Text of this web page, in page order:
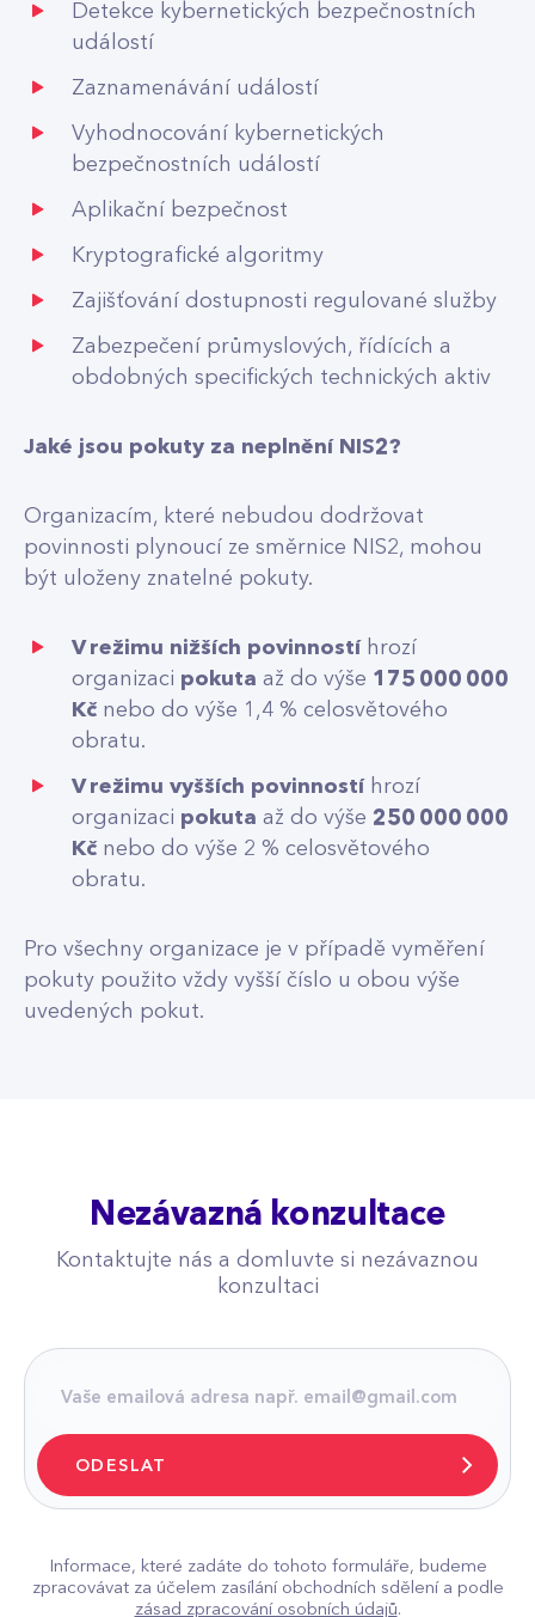
Detekce kybernetických bezpečnostních
událostí
Zaznamenávání událostí
Vyhodnocování kybernetických
bezpečnostních událostí
Aplikační bezpečnost
Kryptografické algoritmy
Zajišťování dostupnosti regulované služby
Zabezpečení průmyslových, řídících a
obdobných specifických technických aktiv
Jaké jsou pokuty za neplnění NIS2?
Organizacím, které nebudou dodržovat
povinnosti plynoucí ze směrnice NIS2, mohou
být uloženy znatelné pokuty.
V režimu nižších povinnostíhrozí
organizaci pokuta až do výše 175 000 000
Kč nebo do výše 1,4 % celosvětového
obratu.
V režimu vyšších povinností hrozí
organizaci pokuta až do výše 250 000 000
Kč nebo do výše 2 % celosvětového
obratu.
Pro všechny organizace je v případě vyměření
pokuty použito vždy vyšší číslo u obou výše
uvedených pokut.
Nezávazná konzultace
Kontaktujte nás a domluvte si nezávaznou
konzultaci
ODESLAT
Informace, které zadáte do tohoto formuláře, budeme
zpracovávat za účelem zasílání obchodních sdělení a podle
zásad zpracování osobních údajů.